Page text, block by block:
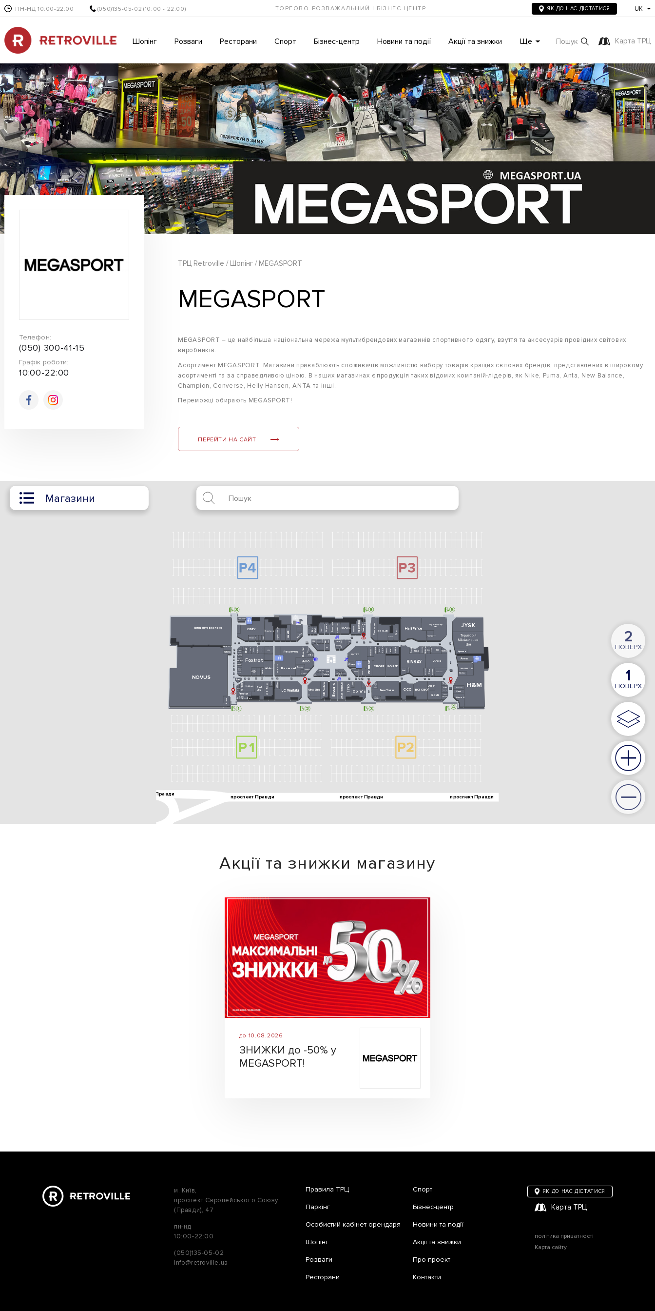
ПН-НД 10:00-22:00 (050)135-05-02 (10:00 - 22:00) ТОРГОВО-РОЗВАЖАЛЬНИЙ І БІЗНЕС-ЦЕНТР ЯК ДО НАС ДІСТАТИСЯ UK
Шопінг Розваги Ресторани Спорт Бізнес-центр Новини та події Акції та знижки Ще Пошук Карта ТРЦ
Телефон:
(050) 300-41-15
Графік роботи:
10:00-22:00
ТРЦ Retroville Шопінг MEGASPORT
MEGASPORT
MEGASPORT – це найбільша національна мережа мультибрендових магазинів спортивного одягу, взуття та аксесуарів провідних світових
виробників.
Асортимент MEGASPORT: Магазини приваблюють споживачів можливістю вибору товарів кращих світових брендів, представлених в широкому
асортименті та за справедливою ціною. В наших магазинах є продукція таких відомих компаній-лідерів, як Nike, Puma, Anta, New Balance,
Champion, Converse, Helly Hansen, ANTA та інші.
Переможці обирають MEGASPORT!
ПЕРЕЙТИ НА САЙТ
Акції та знижки магазину
до 10.08.2026
ЗНИЖКИ до -50% у
MEGASPORT!
м. Київ,
проспект Європейського Союзу
(Правди), 47
пн-нд
10:00-22:00
(050)135-05-02
Info@retroville.ua
Правила ТРЦ
Паркінг
Особистий кабінет орендаря
Шопінг
Розваги
Ресторани
Спорт
Бізнес-центр
Новини та події
Акції та знижки
Про проект
Контакти
ЯК ДО НАС ДІСТАТИСЯ
Карта ТРЦ
політика приватності
Карта сайту